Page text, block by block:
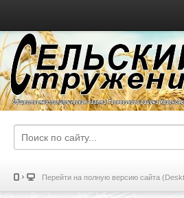
Перейти на полную версию сайта